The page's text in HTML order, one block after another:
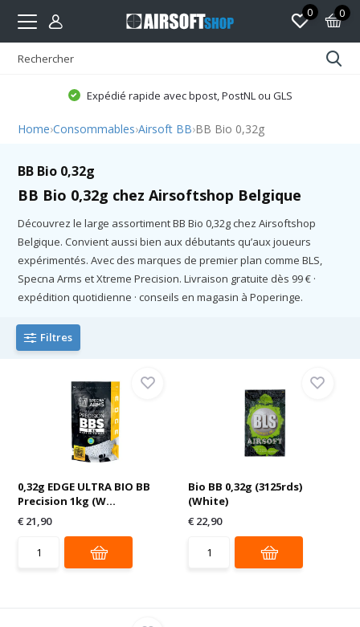
0 0
Expédié rapide avec bpost, PostNL ou GLS
Home›Consommables›Airsoft BB›BB Bio 0,32g
BB Bio 0,32g
BB Bio 0,32g chez Airsoftshop Belgique
Découvrez le large assortiment BB Bio 0,32g chez Airsoftshop
Belgique. Convient aussi bien aux débutants qu’aux joueurs
expérimentés. Avec des marques de premier plan comme BLS,
Specna Arms et Xtreme Precision. Livraison gratuite dès 99 € ·
expédition quotidienne · conseils en magasin à Poperinge.
Filtres
0,32g EDGE ULTRA BIO BB
Precision 1kg (W...
€ 21,90
Bio BB 0,32g (3125rds)
(White)
€ 22,90